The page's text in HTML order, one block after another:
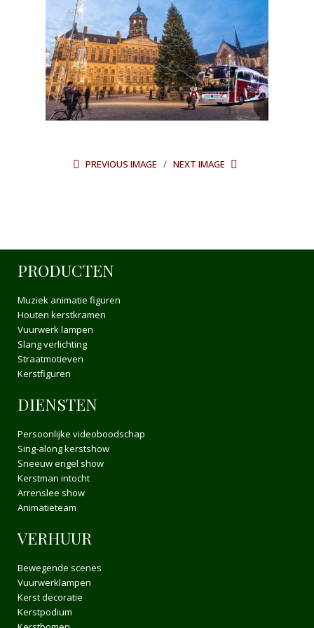
PREVIOUS IMAGE NEXT IMAGE
PRODUCTEN
Muziek animatie figuren
Houten kerstkramen
Vuurwerk lampen
Slang verlichting
Straatmotieven
Kerstfiguren
DIENSTEN
Persoonlijke videoboodschap
Sing-along kerstshow
Sneeuw engel show
Kerstman intocht
Arrenslee show
Animatieteam
VERHUUR
Bewegende scenes
Vuurwerklampen
Kerst decoratie
Kerstpodium